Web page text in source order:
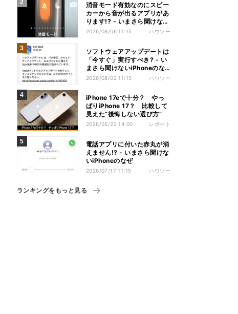
消音モード有効なのにスピー
カーから音が出るアプリがあ
ります!? - いまさら聞けない
iPhoneのなぜ
2026/08/06 11:15 ハウツー
ソフトウェアアップデートは
「今すぐ」実行すべき? - い
まさら聞けないiPhoneのな
ぜ
2026/08/02 11:15 ハウツー
iPhone 17eで十分？ やっ
ぱりiPhone 17？ 比較して
見えた“後悔しない選び方”
2026/05/22 14:00 レポート
電話アプリに付いた赤丸が消
えません!? - いまさら聞けな
いiPhoneのなぜ
2026/07/17 11:15 ハウツー
ランキングをもっと見る